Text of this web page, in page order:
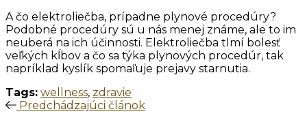
A čo elektroliečba, prípadne plynové procedúry?
Podobné procedúry sú u nás menej známe, ale to im
neuberá na ich účinnosti. Elektroliečba tlmí bolesť
veľkých kĺbov a čo sa týka plynových procedúr, tak
napríklad kyslík spomaľuje prejavy starnutia.
Tags: wellness, zdravie
Predchádzajúci článok